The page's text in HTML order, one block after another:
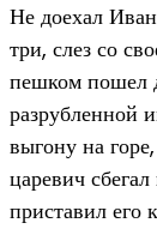
Не доехал
три, слез со
пешком пошел
разрубленной
выгону на
царевич
приставил его